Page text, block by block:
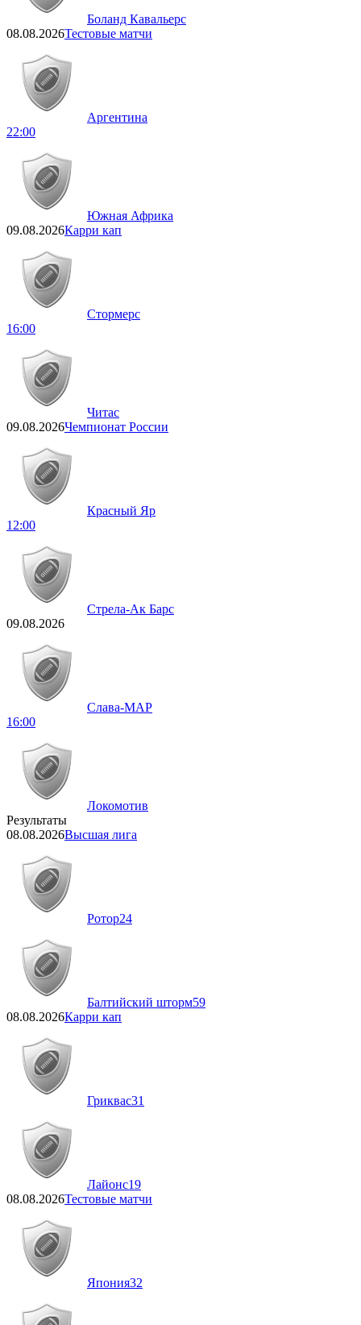
Боланд Кавальерс
08.08.2026Тестовые матчи
Аргентина
22:00
Южная Африка
09.08.2026Карри кап
Стормерс
16:00
Читас
09.08.2026Чемпионат России
Красный Яр
12:00
Стрела-Ак Барс
09.08.2026
Слава-МАР
16:00
Локомотив
Результаты
08.08.2026Высшая лига
Ротор24
Балтийский шторм59
08.08.2026Карри кап
Гриквас31
Лайонс19
08.08.2026Тестовые матчи
Япония32